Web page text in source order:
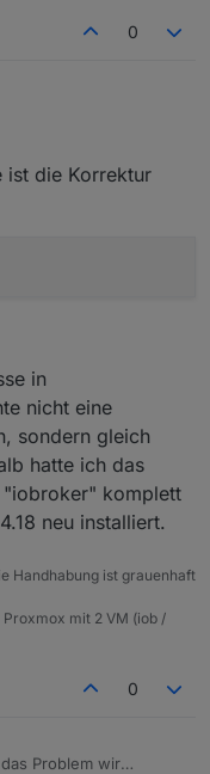
0
Mittlerweile ist die
ist die Korrektur
in
nicht eine
sondern gleich
hatte ich das
"iobroker" komplett
neu installiert.
Handhabung ist grauenhaft
Proxmox mit 2 VM (iob /
0
Problem wir